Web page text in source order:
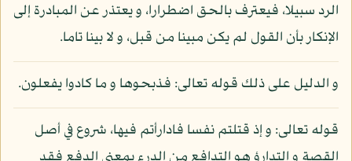
الرد سبيلا، فيعترف بالحق اضطرارا، و يعتذر عن المبادرة إلى
الإنكار بأن القول لم يكن مبينا من قبل، و لا بينا تاما.
و الدليل على ذلك قوله تعالى: فذبحوها و ما كادوا يفعلون.
قوله تعالى: و إذ قتلتم نفسا فادارأتم فيها، شروع في أصل